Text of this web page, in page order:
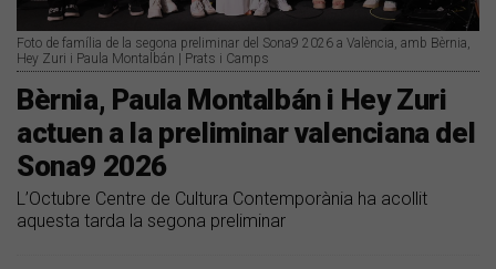
Foto de família de la segona preliminar del Sona9 2026 a València, amb Bèrnia,
Hey Zuri i Paula Montalbán | Prats i Camps
Bèrnia, Paula Montalbán i Hey Zuri
actuen a la preliminar valenciana del
Sona9 2026
L’Octubre Centre de Cultura Contemporània ha acollit
aquesta tarda la segona preliminar